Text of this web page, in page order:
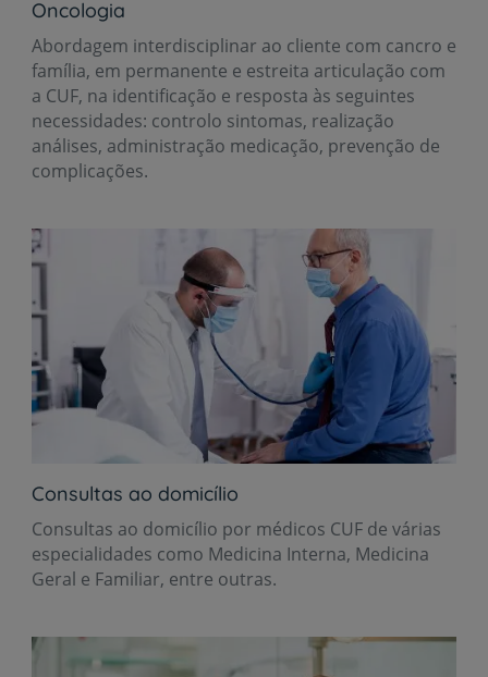
Oncologia
Abordagem interdisciplinar ao cliente com cancro e
família, em permanente e estreita articulação com
a CUF, na identificação e resposta às seguintes
necessidades: controlo sintomas, realização
análises, administração medicação, prevenção de
complicações.
Consultas ao domicílio
Consultas ao domicílio por médicos CUF de várias
especialidades como Medicina Interna, Medicina
Geral e Familiar, entre outras.